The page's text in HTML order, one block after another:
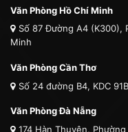
Văn Phòng Hồ Chí Minh
Số 87 Đường A4 (K300),
Minh
Văn Phòng Cần Thơ
Số 24 đường B4, KDC
Văn Phòng Đà Nẵng
174 Hàn Thuyên,